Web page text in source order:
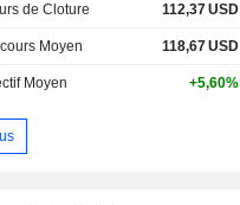
de Cloture 112,37USD
Moyen 118,67USD
Moyen +5,60%